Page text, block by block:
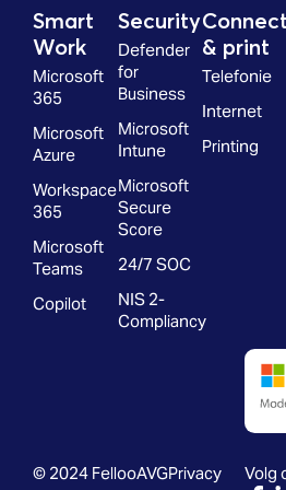
Smart
Work
Microsoft
365
Microsoft
Azure
Workspace
365
Microsoft
Teams
Copilot
Security
Defender
for
Business
Microsoft
Intune
Microsoft
Secure
Score
24/7 SOC
NIS 2-
Compliancy
Connect
& print
Telefonie
Internet
Printing
© 2024 FellooAVGPrivacy Volg